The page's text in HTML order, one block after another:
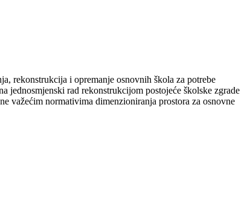
rekonstrukcija i opremanje osnovnih škola za potrebe
jednosmjenski rad rekonstrukcijom postojeće školske zgrade
važećim normativima dimenzioniranja prostora za osnovne